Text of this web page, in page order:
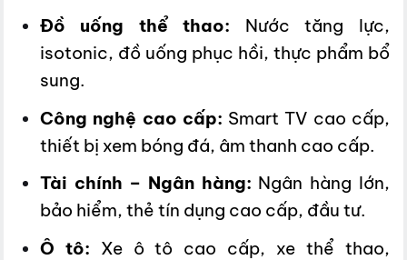
Đồ uống thể thao: Nước tăng lực,
isotonic, đồ uống phục hồi, thực phẩm bổ
sung.
Công nghệ cao cấp: Smart TV cao cấp,
thiết bị xem bóng đá, âm thanh cao cấp.
Tài chính – Ngân hàng: Ngân hàng lớn,
bảo hiểm, thẻ tín dụng cao cấp, đầu tư.
Ô tô: Xe ô tô cao cấp, xe thể thao,